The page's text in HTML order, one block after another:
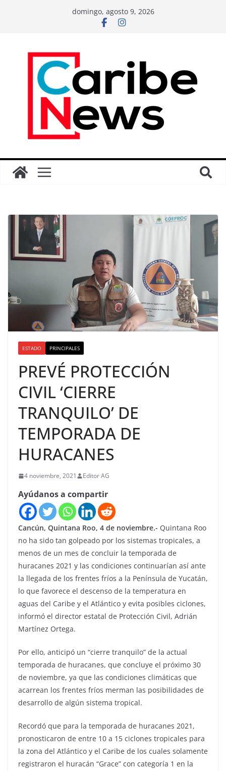
domingo, agosto 9, 2026
ESTADO PRINCIPALES
PREVÉ PROTECCIÓN
CIVIL ‘CIERRE
TRANQUILO’ DE
TEMPORADA DE
HURACANES
4 noviembre, 2021 Editor AG
Ayúdanos a compartir
Cancún, Quintana Roo, 4 de noviembre.- Quintana Roo
no ha sido tan golpeado por los sistemas tropicales, a
menos de un mes de concluir la temporada de
huracanes 2021 y las condiciones continuarían así ante
la llegada de los frentes fríos a la Península de Yucatán,
lo que favorece el descenso de la temperatura en
aguas del Caribe y el Atlántico y evita posibles ciclones,
informó el director estatal de Protección Civil, Adrián
Martínez Ortega.
Por ello, anticipó un “cierre tranquilo” de la actual
temporada de huracanes, que concluye el próximo 30
de noviembre, ya que las condiciones climáticas que
acarrean los frentes fríos merman las posibilidades de
desarrollo de algún sistema tropical.
Recordó que para la temporada de huracanes 2021,
pronosticaron de entre 10 a 15 ciclones tropicales para
la zona del Atlántico y el Caribe de los cuales solamente
registraron el huracán “Grace” con categoría 1 en la